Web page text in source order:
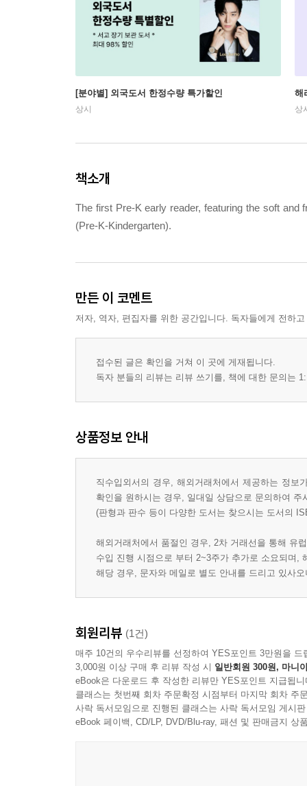
[분야별] 외국도서 한정수량 특가할인
상시
해
상
책소개
The first Pre-K early reader, featuring the soft and
(Pre-K-Kindergarten).
만든 이 코멘트
저자, 역자, 편집자를 위한 공간입니다. 독자들에게 전하
접수된 글은 확인을 거쳐 이 곳에 게재됩니다.
독자 분들의 리뷰는 리뷰 쓰기를, 책에 대한 문의는
상품정보 안내
직수입외서의 경우, 해외거래처에서 제공하는 정
확인을 원하시는 경우, 일대일 상담으로 문의하여 주
(판형과 판수 등이 다양한 도서는 찾으시는 도서의
해외거래처에서 품절인 경우, 2차 거래선을 통해 유
수입 진행 시점으로 부터 2~3주가 추가로 소요되며,
해당 경우, 문자와 메일로 별도 안내를 드리고 있사
회원리뷰 (1건)
매주 10건의 우수리뷰를 선정하여 YES포인트 3만원을 드
3,000원 이상 구매 후 리뷰 작성 시 일반회원 300원, 마니
eBook은 다운로드 후 작성한 리뷰만 YES포인트 지급됩니
클래스는 첫번째 회차 주문확정 시점부터 마지막 회차 주
사락 독서모임으로 진행된 클래스는 사락 독서모임 게시
eBook 페이백, CD/LP, DVD/Blu-ray, 패션 및 판매금지 상